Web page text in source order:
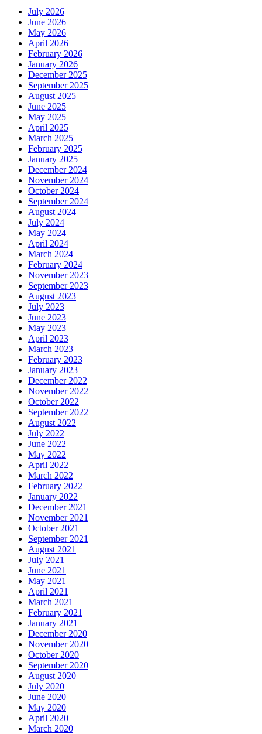
July 2026
June 2026
May 2026
April 2026
February 2026
January 2026
December 2025
September 2025
August 2025
June 2025
May 2025
April 2025
March 2025
February 2025
January 2025
December 2024
November 2024
October 2024
September 2024
August 2024
July 2024
May 2024
April 2024
March 2024
February 2024
November 2023
September 2023
August 2023
July 2023
June 2023
May 2023
April 2023
March 2023
February 2023
January 2023
December 2022
November 2022
October 2022
September 2022
August 2022
July 2022
June 2022
May 2022
April 2022
March 2022
February 2022
January 2022
December 2021
November 2021
October 2021
September 2021
August 2021
July 2021
June 2021
May 2021
April 2021
March 2021
February 2021
January 2021
December 2020
November 2020
October 2020
September 2020
August 2020
July 2020
June 2020
May 2020
April 2020
March 2020